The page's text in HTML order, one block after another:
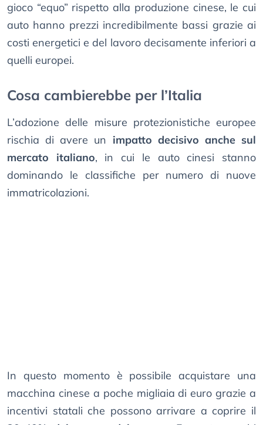
gioco “equo” rispetto alla produzione cinese, le cui
auto hanno prezzi incredibilmente bassi grazie ai
costi energetici e del lavoro decisamente inferiori a
quelli europei.
Cosa cambierebbe per l’Italia
L’adozione delle misure protezionistiche europee
rischia di avere un impatto decisivo anche sul
mercato italiano, in cui le auto cinesi stanno
dominando le classifiche per numero di nuove
immatricolazioni.
In questo momento è possibile acquistare una
macchina cinese a poche migliaia di euro grazie a
incentivi statali che possono arrivare a coprire il